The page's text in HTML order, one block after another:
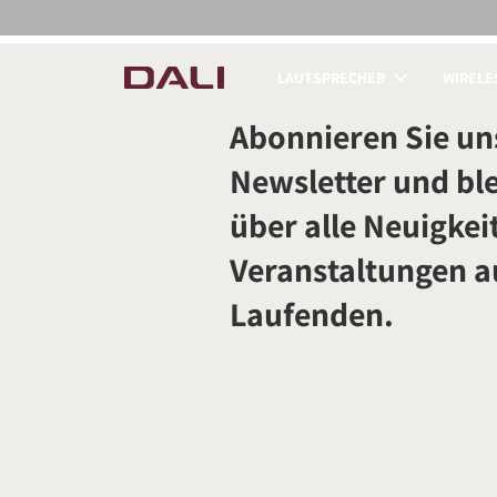
PRODUKTE
Abonnieren Sie
Newsletter und
über alle
Veranstaltungen
Laufenden.